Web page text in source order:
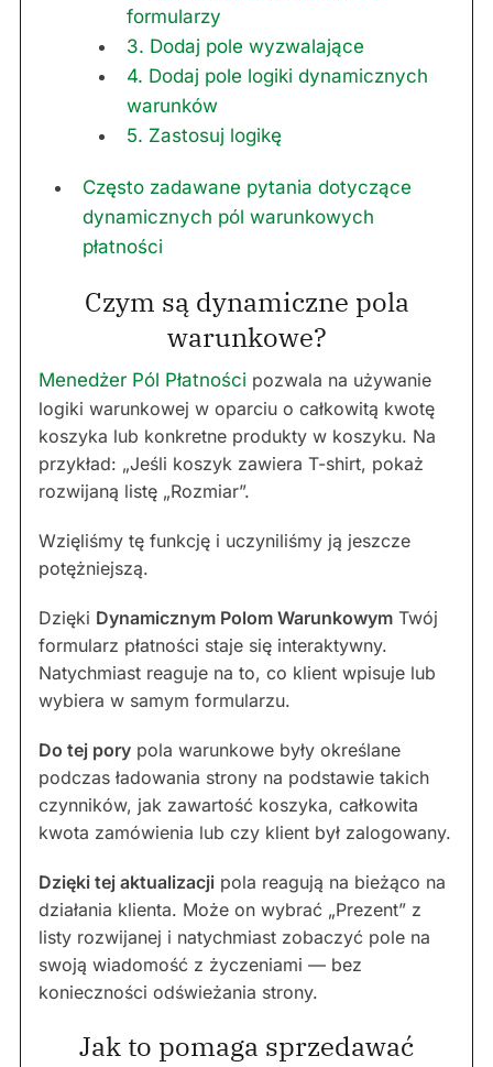
formularzy
3. Dodaj pole wyzwalające
4. Dodaj pole logiki dynamicznych
warunków
5. Zastosuj logikę
Często zadawane pytania dotyczące
dynamicznych pól warunkowych
płatności
Czym są dynamiczne pola
warunkowe?
Menedżer Pól Płatności pozwala na używanie
logiki warunkowej w oparciu o całkowitą kwotę
koszyka lub konkretne produkty w koszyku. Na
przykład: „Jeśli koszyk zawiera T-shirt, pokaż
rozwijaną listę „Rozmiar”.
Wzięliśmy tę funkcję i uczyniliśmy ją jeszcze
potężniejszą.
Dzięki Dynamicznym Polom Warunkowym Twój
formularz płatności staje się interaktywny.
Natychmiast reaguje na to, co klient wpisuje lub
wybiera w samym formularzu.
Do tej pory pola warunkowe były określane
podczas ładowania strony na podstawie takich
czynników, jak zawartość koszyka, całkowita
kwota zamówienia lub czy klient był zalogowany.
Dzięki tej aktualizacji pola reagują na bieżąco na
działania klienta. Może on wybrać „Prezent” z
listy rozwijanej i natychmiast zobaczyć pole na
swoją wiadomość z życzeniami — bez
konieczności odświeżania strony.
Jak to pomaga sprzedawać